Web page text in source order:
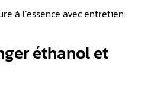
à l’essence avec entretien
éthanol et